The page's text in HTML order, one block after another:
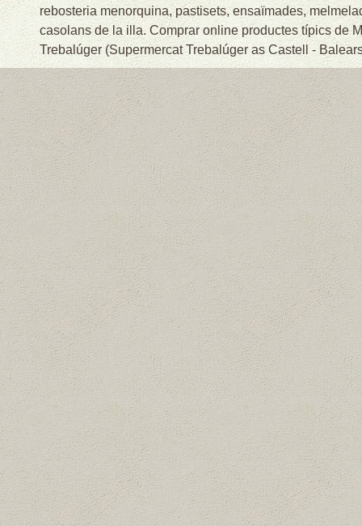
rebosteria menorquina, pastisets, ensaïmades,
casolans de la illa. Comprar online productes típics de
Trebalúger (Supermercat Trebalúger as Castell -